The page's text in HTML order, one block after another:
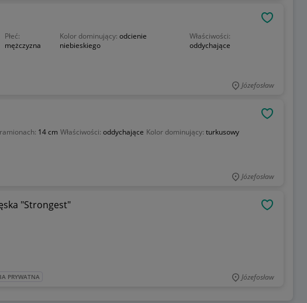
Płeć:
mężczyzna
Kolor dominujący: odcienie
niebieskiego
Właściwości:
oddychające
Józefosław
14 cm Właściwości: oddychające Kolor dominujący: turkusowy
Józefosław
"Strongest"
PRYWATNA Józefosław